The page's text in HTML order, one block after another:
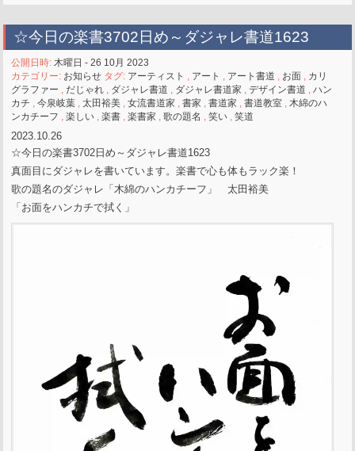
☆今日の楽書3702日め～ダジャレ書道1623
公開日時: 木曜日 - 26 10月 2023
カテゴリー: お知らせ タグ: アーティスト アート アート書道 お面
カリ
グラファー
だじゃれ ダジャレ書道 ダジャレ書道家 ,デザイン書道 ,ハン
カチ
,今泉岐葉 ,太田裕美 ,女流書道家 ,書家 ,書道家 ,書道教室
木綿のハ
ンカチーフ
,楽しい ,楽書 ,楽書家 ,歌の題名 ,笑い ,笑道
2023.10.26
☆今日の楽書3702日め～ダジャレ書道1623
真面目にダジャレを書いています。楽書で心も体もラック楽！
歌の題名のダジャレ「木綿のハンカチーフ」 太田裕美
「お面をハンカチで拭く」